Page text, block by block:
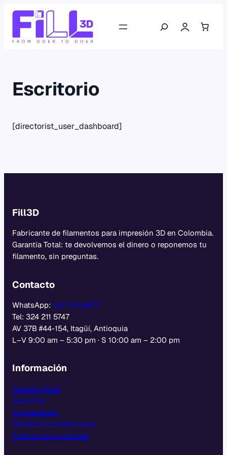
Saltar
contenido
Buscar
Escritorio
[directorist_user_dashboard]
Fill3D
Fabricante de filamentos para impresión 3D en Colombia.
Garantía Total: te devolvemos el dinero o reponemos tu
filamento, sin preguntas.
Contacto
WhatsApp: 314 745 8472
Tel: 324 211 5747
AV 37B #44-154, Itagüí, Antioquia
L–V 9:00 am – 5:30 pm · S 10:00 am – 2:00 pm
Información
Garantía Total
Nosotros
Contáctanos
Términos y condiciones
Política de privacidad